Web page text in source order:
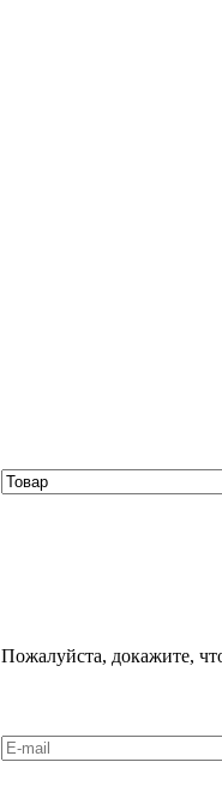
Пожалуйста, докажите,